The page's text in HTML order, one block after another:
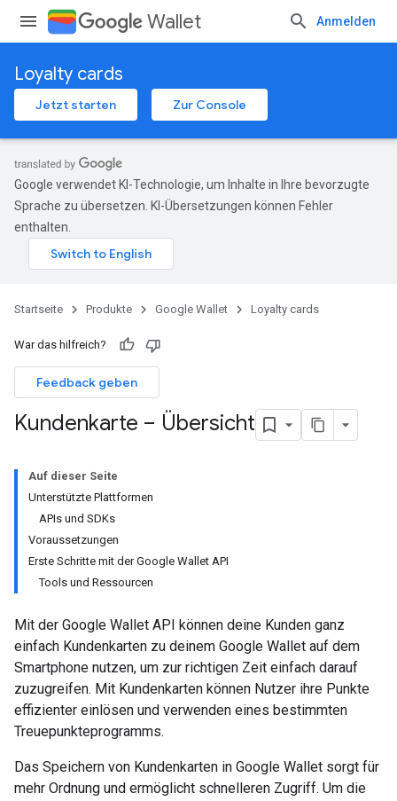
Wallet Anmelden
Loyalty cards
Jetzt starten Zur Console
Google verwendet KI-Technologie, um Inhalte in Ihre bevorzugte
Sprache zu übersetzen. KI-Übersetzungen können Fehler
enthalten.
Startseite Produkte Google Wallet Loyalty cards
War das hilfreich?
Feedback geben
Kundenkarte – Übersicht
Auf dieser Seite
Unterstützte Plattformen
APIs und SDKs
Voraussetzungen
Erste Schritte mit der Google Wallet API
Tools und Ressourcen
Mit der Google Wallet API können deine Kunden ganz
einfach Kundenkarten zu deinem Google Wallet auf dem
Smartphone nutzen, um zur richtigen Zeit einfach darauf
zuzugreifen. Mit Kundenkarten können Nutzer ihre Punkte
effizienter einlösen und verwenden eines bestimmten
Treuepunkteprogramms.
Das Speichern von Kundenkarten in Google Wallet sorgt für
mehr Ordnung und ermöglicht schnelleren Zugriff. Um die